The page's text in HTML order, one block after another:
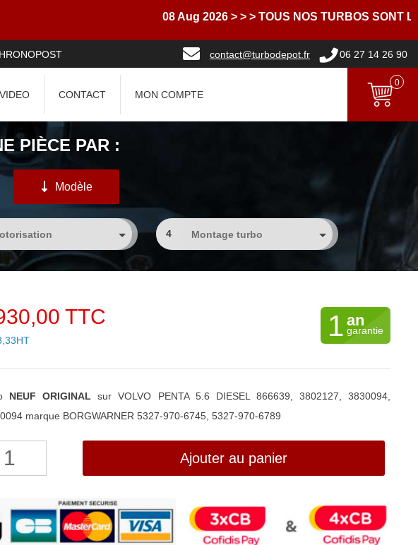
08 Aug 2026 > > > TOUS NOS TURBOS SONT
contact@turbodepot.fr 06 27 14 26 90
CONTACT MON COMPTE
0
PIÈCE PAR :
Modèle
4
TTC 1 an
garantie
NEUF ORIGINAL sur VOLVO PENTA 5.6 DIESEL 866639, 3802127, 3830094,
marque BORGWARNER 5327-970-6745, 5327-970-6789
Ajouter au panier